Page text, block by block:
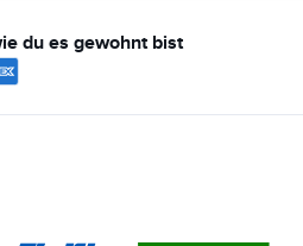
du es gewohnt bist